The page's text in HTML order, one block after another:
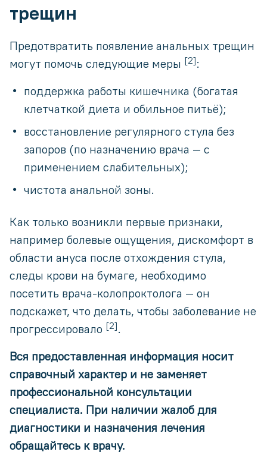
трещин
Предотвратить появление анальных трещин
могут помочь следующие меры [2]:
поддержка работы кишечника (богатая
клетчаткой диета и обильное питьё);
восстановление регулярного стула без
запоров (по назначению врача — с
применением слабительных);
чистота анальной зоны.
Как только возникли первые признаки,
например болевые ощущения, дискомфорт в
области ануса после отхождения стула,
следы крови на бумаге, необходимо
посетить врача-колопроктолога — он
подскажет, что делать, чтобы заболевание не
прогрессировало [2].
Вся предоставленная информация носит
справочный характер и не заменяет
профессиональной консультации
специалиста. При наличии жалоб для
диагностики и назначения лечения
обращайтесь к врачу.